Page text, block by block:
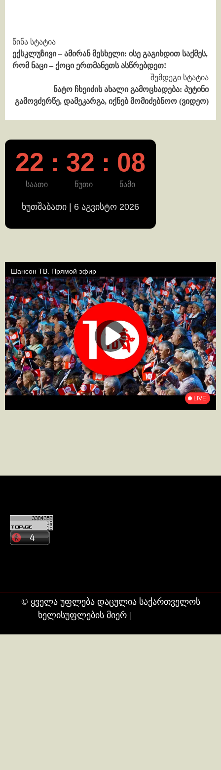
Continue
Reading
წინა სტატია
ექსკლუზივი – ამირან მესხელი: ისე გაგიხდით საქმეს,
რომ ნაცი – ქოცი ერთმანეთს ასწრებდეთ!
შემდეგი სტატია
ნატო ჩხეიძის ახალი გამოცხადება: პუტინი
გამოვძერწე, დამეკარგა, იქნებ მომიძებნოო (ვიდეო)
22 : 32 : 08
საათი წუთი წამი
ხუთშაბათი | 6 აგვისტო 2026
© ყველა უფლება დაცულია საქართველოს
ხელისუფლების მიერ |